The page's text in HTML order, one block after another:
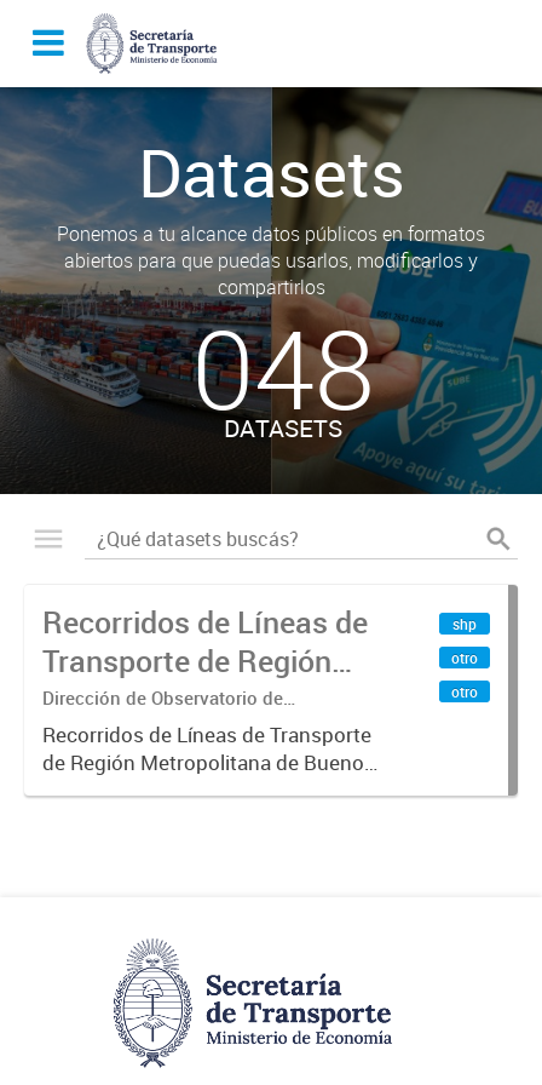
Datasets
Ponemos a tu alcance datos públicos en formatos
abiertos para que puedas usarlos, modificarlos y
compartirlos
048
DATASETS
Recorridos de Líneas de
Transporte de Región
Metropolitana de
Buenos Aires (RMBA)
Dirección de Observatorio de
Transporte, Estudio y Sistemas
Recorridos de Líneas de Transporte
de Región Metropolitana de Buenos
Aires (RMBA).-
shp
otro
otro